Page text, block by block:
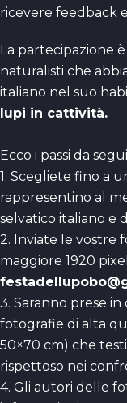
ricevere feedback
La partecipazione
naturalisti che
italiano nel suo
lupi in cattività.
Ecco i passi da
1. Scegliete fino a
rappresentino al
selvatico italiano e
2. Inviate le vostre
maggiore 1920
3. Saranno prese
fotografie di alta
50×70 cm) che
rispettoso nei
4. Gli autori delle